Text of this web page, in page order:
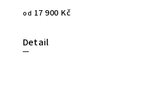
od 17 900 Kč
Detail